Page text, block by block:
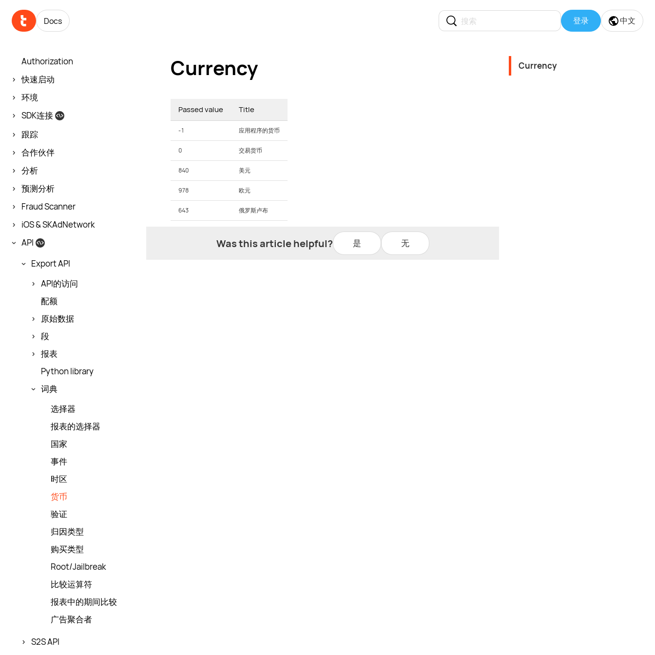
Docs 登录 中文
Authorization
快速启动
环境
SDK连接
跟踪
合作伙伴
分析
预测分析
Fraud Scanner
iOS & SKAdNetwork
API
Export API
API的访问
配额
原始数据
段
报表
Python library
词典
选择器
报表的选择器
国家
事件
时区
货币
验证
归因类型
购买类型
Root/Jailbreak
比较运算符
报表中的期间比较
广告聚合者
S2S API
Currency
Passed value Title
-1 应用程序的货币
0 交易货币
840 美元
978 欧元
643 俄罗斯卢布
Was this article helpful? 是 无
Currency